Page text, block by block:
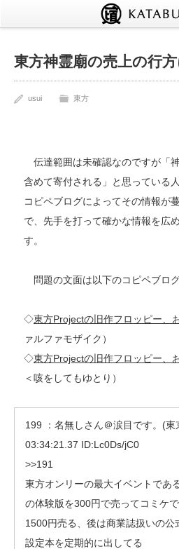
東方神霊廟の売上の行
usui 東方
伝達範囲は未確認なのですが「
含めて寄付される」と思っている
コピペブログによってその情報が
で、先手を打って確かな情報を広
す。
問題の文面は以下のコピペブロ
◇東方Projectの旧作フロッピー、
ァルファモザイク）
◇東方Projectの旧作フロッピー、
＜咳をしてもゆとり）
199 ：名無しさん＠涙目です。(
03:34:21.37 ID:Lc0Ds/jC0
>>191
東方オンリーの最大イベントであ
の体験版を300円で売ってコミケ
1500円売る、後は商業誌扱いの
設定本を定期的に出してる
Info
いつものニュース
個別記事